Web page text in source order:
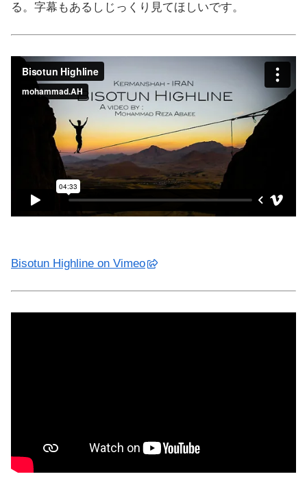
る。字幕もあるしじっくり見てほしいです。
Bisotun Highline on Vimeo